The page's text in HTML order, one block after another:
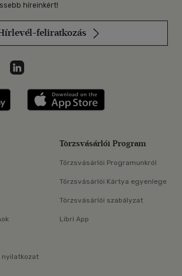
híreinkért!
feliratkozás
on
az Instagramon
Libri a LinkedInen
Libri applikáció Szerezd meg: Google
Törzsvásárlói Program
Törzsvásárlói Programunkról
Törzsvásárlói Kártya egyenlege
Törzsvásárlói szabályzat
Libri App